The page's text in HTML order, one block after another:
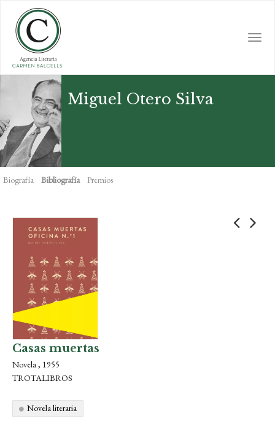
main
content
Miguel Otero Silva
Biografía Bibliografía Premios
Casas muertas
Novela , 1955
TROTALIBROS
Novela literaria